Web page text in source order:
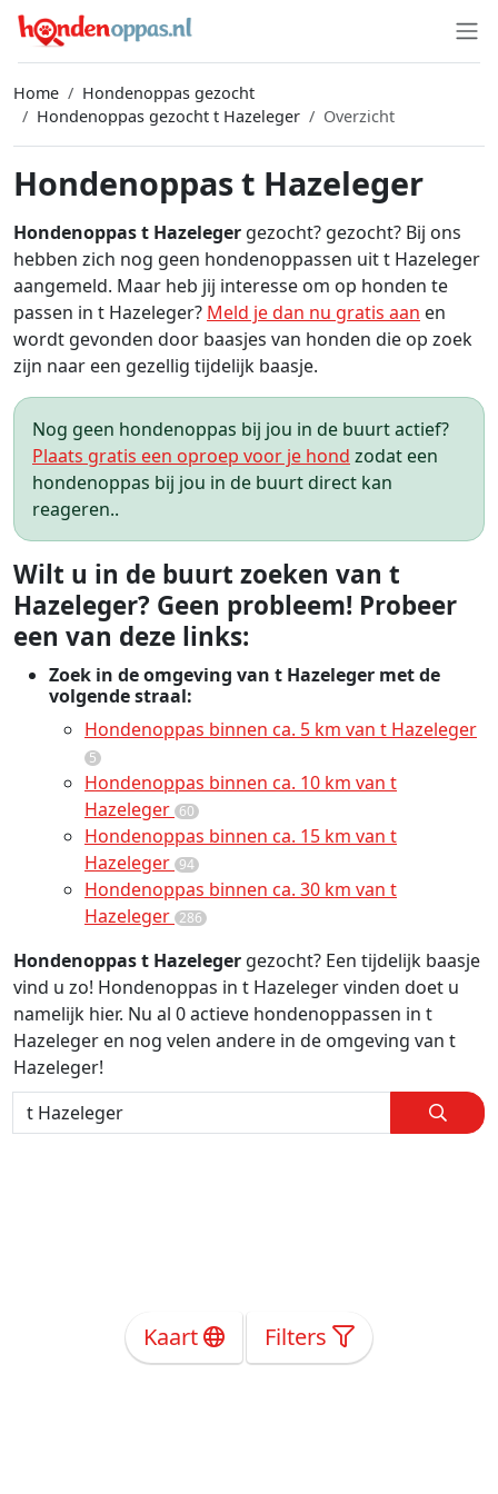
Home
Hondenoppas gezocht
Hondenoppas gezocht t Hazeleger
Overzicht
Hondenoppas t Hazeleger
Hondenoppas t Hazeleger gezocht? gezocht? Bij ons
hebben zich nog geen hondenoppassen uit t Hazeleger
aangemeld. Maar heb jij interesse om op honden te
passen in t Hazeleger? Meld je dan nu gratis aan en
wordt gevonden door baasjes van honden die op zoek
zijn naar een gezellig tijdelijk baasje.
Nog geen hondenoppas bij jou in de buurt actief?
Plaats gratis een oproep voor je hond zodat een
hondenoppas bij jou in de buurt direct kan
reageren..
Wilt u in de buurt zoeken van t
Hazeleger? Geen probleem! Probeer
een van deze links:
Zoek in de omgeving van t Hazeleger met de
volgende straal:
Hondenoppas binnen ca. 5 km van t Hazeleger
5
Hondenoppas binnen ca. 10 km van t
Hazeleger 60
Hondenoppas binnen ca. 15 km van t
Hazeleger 94
Hondenoppas binnen ca. 30 km van t
Hazeleger 286
Hondenoppas t Hazeleger gezocht? Een tijdelijk baasje
vind u zo! Hondenoppas in t Hazeleger vinden doet u
namelijk hier. Nu al 0 actieve hondenoppassen in t
Hazeleger en nog velen andere in de omgeving van t
Hazeleger!
Kaart Filters